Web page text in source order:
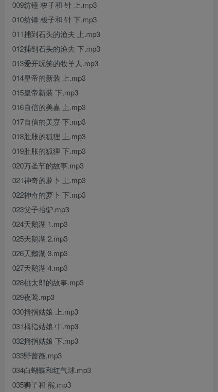
009纺锤 梭子和 针 上.mp3
010纺锤 梭子和 针 下.mp3
011捕到石头的渔夫 上.mp3
012捕到石头的渔夫 下.mp3
013爱开玩笑的牧羊人.mp3
014皇帝的新装 上.mp3
015皇帝新装 下.mp3
016自信的美嘉 上.mp3
017自信的美嘉 下.mp3
018肚胀的狐狸 上.mp3
019肚胀的狐狸 下.mp3
020万圣节的故事.mp3
021神奇的萝卜 上.mp3
022神奇的萝卜 下.mp3
023父子抬驴.mp3
024天鹅湖 1.mp3
025天鹅湖 2.mp3
026天鹅湖 3.mp3
027天鹅湖 4.mp3
028桃太郎的故事.mp3
029夜莺.mp3
030拇指姑娘 上.mp3
031拇指姑娘 中.mp3
032拇指姑娘 下.mp3
033野蔷薇.mp3
034白蝴蝶和红气球.mp3
035狮子和 熊.mp3